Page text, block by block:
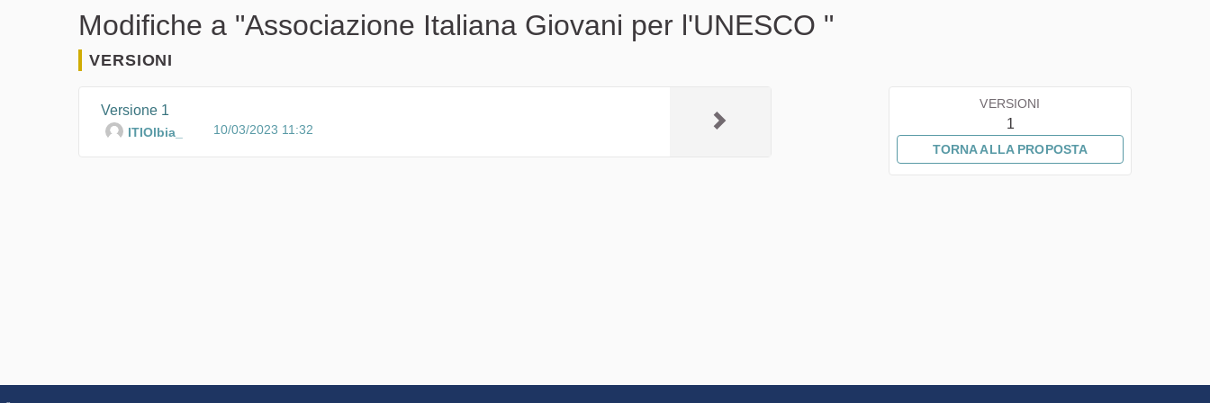
Modifiche a "Associazione Italiana Giovani per l'UNESCO "
VERSIONI
Versione 1
ITIOlbia_ 10/03/2023 11:32
VERSIONI
1
TORNA ALLA PROPOSTA